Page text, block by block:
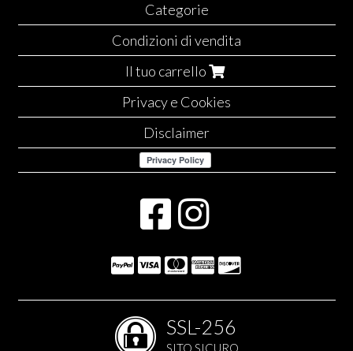
Categorie
Condizioni di vendita
Il tuo carrello
Privacy e Cookies
Disclaimer
SSL-256
SITO SICURO